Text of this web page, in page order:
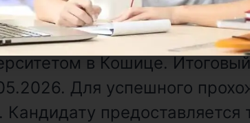
языка минимум на
бесплатного онлайн-
в Кошице.
Для успешного
предоставляется